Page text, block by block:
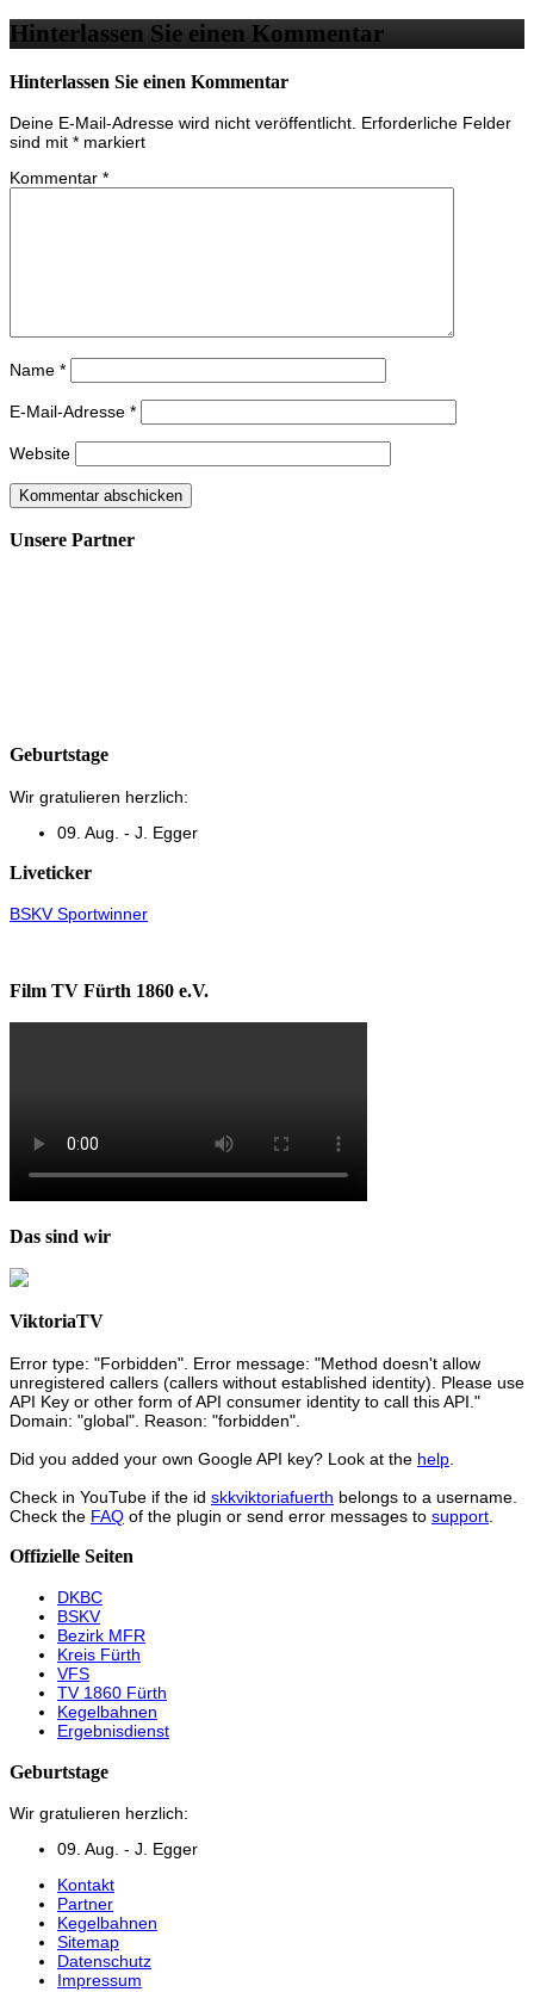
Hinterlassen Sie einen Kommentar
Hinterlassen Sie einen Kommentar
Deine E-Mail-Adresse wird nicht veröffentlicht. Erforderliche Felder
sind mit * markiert
Kommentar *
Name *
E-Mail-Adresse *
Website
Unsere Partner
Geburtstage
Wir gratulieren herzlich:
09. Aug. - J. Egger
Liveticker
BSKV Sportwinner
Film TV Fürth 1860 e.V.
Das sind wir
ViktoriaTV
Error type: "Forbidden". Error message: "Method doesn't allow
unregistered callers (callers without established identity). Please use
API Key or other form of API consumer identity to call this API."
Domain: "global". Reason: "forbidden".
Did you added your own Google API key? Look at the help
Check in YouTube if the id skkviktoriafuerth belongs to a username.
Check the FAQ of the plugin or send error messages to support
Offizielle Seiten
DKBC
BSKV
Bezirk MFR
Kreis Fürth
VFS
TV 1860 Fürth
Kegelbahnen
Ergebnisdienst
Geburtstage
Wir gratulieren herzlich:
09. Aug. - J. Egger
Kontakt
Partner
Kegelbahnen
Sitemap
Datenschutz
Impressum